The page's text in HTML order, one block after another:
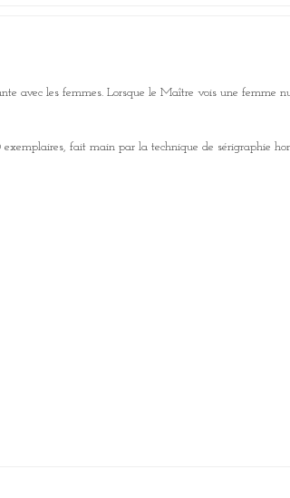
avec les femmes. Lorsque le Maître vois une femme
fait main par la technique de sérigraphie